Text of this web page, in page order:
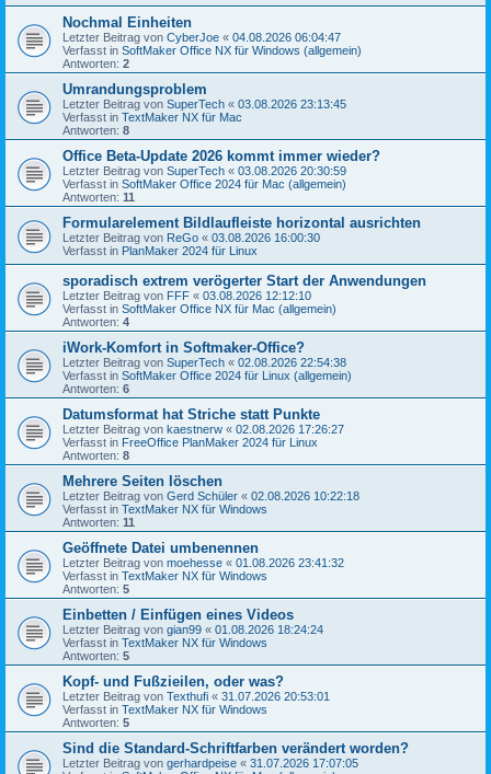
Nochmal Einheiten
Letzter Beitrag von CyberJoe « 04.08.2026 06:04:47
Verfasst in SoftMaker Office NX für Windows (allgemein)
Antworten: 2
Umrandungsproblem
Letzter Beitrag von SuperTech « 03.08.2026 23:13:45
Verfasst in TextMaker NX für Mac
Antworten: 8
Office Beta-Update 2026 kommt immer wieder?
Letzter Beitrag von SuperTech « 03.08.2026 20:30:59
Verfasst in SoftMaker Office 2024 für Mac (allgemein)
Antworten: 11
Formularelement Bildlaufleiste horizontal ausrichten
Letzter Beitrag von ReGo « 03.08.2026 16:00:30
Verfasst in PlanMaker 2024 für Linux
sporadisch extrem verögerter Start der Anwendungen
Letzter Beitrag von FFF « 03.08.2026 12:12:10
Verfasst in SoftMaker Office NX für Mac (allgemein)
Antworten: 4
iWork-Komfort in Softmaker-Office?
Letzter Beitrag von SuperTech « 02.08.2026 22:54:38
Verfasst in SoftMaker Office 2024 für Linux (allgemein)
Antworten: 6
Datumsformat hat Striche statt Punkte
Letzter Beitrag von kaestnerw « 02.08.2026 17:26:27
Verfasst in FreeOffice PlanMaker 2024 für Linux
Antworten: 8
Mehrere Seiten löschen
Letzter Beitrag von Gerd Schüler « 02.08.2026 10:22:18
Verfasst in TextMaker NX für Windows
Antworten: 11
Geöffnete Datei umbenennen
Letzter Beitrag von moehesse « 01.08.2026 23:41:32
Verfasst in TextMaker NX für Windows
Antworten: 5
Einbetten / Einfügen eines Videos
Letzter Beitrag von gian99 « 01.08.2026 18:24:24
Verfasst in TextMaker NX für Windows
Antworten: 5
Kopf- und Fußzieilen, oder was?
Letzter Beitrag von Texthufi « 31.07.2026 20:53:01
Verfasst in TextMaker NX für Windows
Antworten: 5
Sind die Standard-Schriftfarben verändert worden?
Letzter Beitrag von gerhardpeise « 31.07.2026 17:07:05